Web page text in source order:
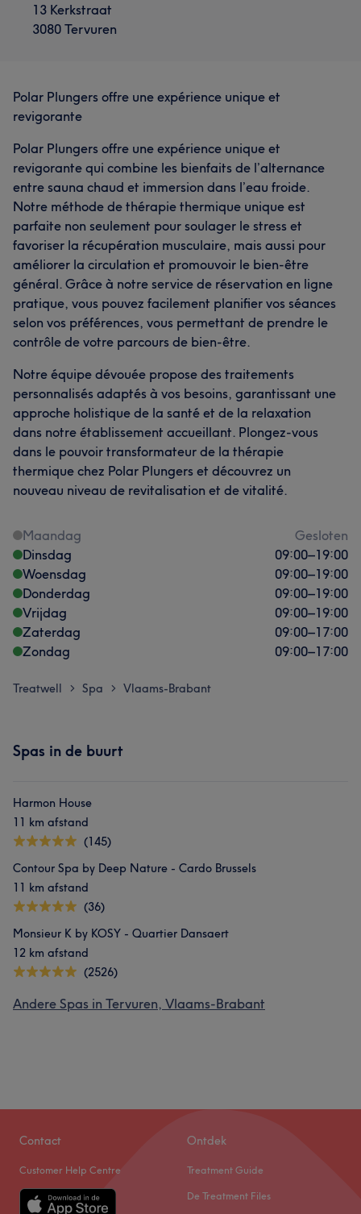
13 Kerkstraat
3080 Tervuren
Polar Plungers offre une expérience unique et
revigorante
Polar Plungers offre une expérience unique et
revigorante qui combine les bienfaits de l’alternance
entre sauna chaud et immersion dans l’eau froide.
Notre méthode de thérapie thermique unique est
parfaite non seulement pour soulager le stress et
favoriser la récupération musculaire, mais aussi pour
améliorer la circulation et promouvoir le bien-être
général. Grâce à notre service de réservation en ligne
pratique, vous pouvez facilement planifier vos séances
selon vos préférences, vous permettant de prendre le
contrôle de votre parcours de bien-être.
Notre équipe dévouée propose des traitements
personnalisés adaptés à vos besoins, garantissant une
approche holistique de la santé et de la relaxation
dans notre établissement accueillant. Plongez-vous
dans le pouvoir transformateur de la thérapie
thermique chez Polar Plungers et découvrez un
nouveau niveau de revitalisation et de vitalité.
Maandag
Gesloten
Dinsdag
09:00–19:00
Woensdag
09:00–19:00
Donderdag
09:00–19:00
Vrijdag
09:00–19:00
Zaterdag
09:00–17:00
Zondag
09:00–17:00
Treatwell > Spa > Vlaams-Brabant
Spas in de buurt
Harmon House
11 km afstand
(145)
Contour Spa by Deep Nature - Cardo Brussels
11 km afstand
(36)
Monsieur K by KOSY - Quartier Dansaert
12 km afstand
(2526)
Andere Spas in Tervuren, Vlaams-Brabant
Contact
Customer Help Centre
Ontdek
Treatment Guide
De Treatment Files